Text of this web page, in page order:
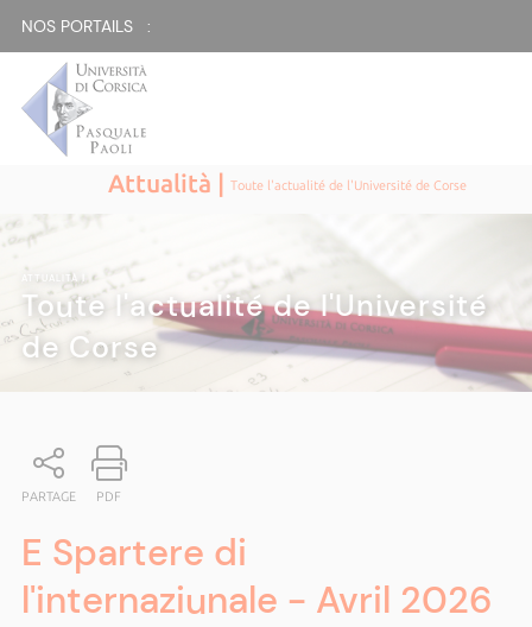
NOS PORTAILS :
Attualità |Toute l'actualité de l'Université de Corse
ATTUALITÀ|
Toute l'actualité de l'Université
de Corse
PARTAGE PDF
E Spartere di
l'internaziunale - Avril 2026